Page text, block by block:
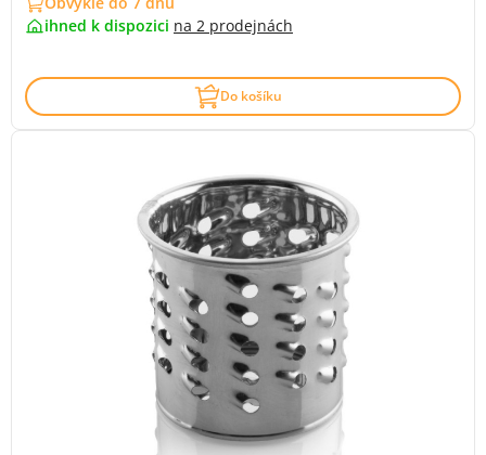
ihned k dispozici na 2 prodejnách
Do košíku